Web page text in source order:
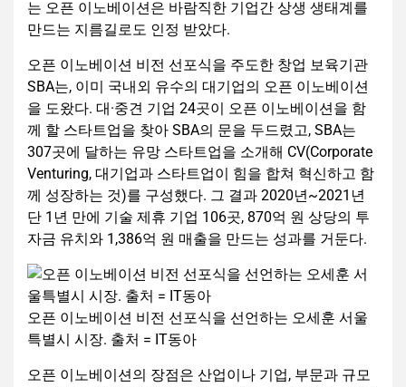
는 오픈 이노베이션은 바람직한 기업간 상생 생태계를
만드는 지름길로도 인정 받았다.
오픈 이노베이션 비전 선포식을 주도한 창업 보육기관
SBA는, 이미 국내외 유수의 대기업의 오픈 이노베이션
을 도왔다. 대·중견 기업 24곳이 오픈 이노베이션을 함
께 할 스타트업을 찾아 SBA의 문을 두드렸고, SBA는
307곳에 달하는 유망 스타트업을 소개해 CV(Corporate
Venturing, 대기업과 스타트업이 힘을 합쳐 혁신하고 함
께 성장하는 것)를 구성했다. 그 결과 2020년~2021년
단 1년 만에 기술 제휴 기업 106곳, 870억 원 상당의 투
자금 유치와 1,386억 원 매출을 만드는 성과를 거둔다.
오픈 이노베이션 비전 선포식을 선언하는 오세훈 서울
특별시 시장. 출처 = IT동아
오픈 이노베이션의 장점은 산업이나 기업, 부문과 규모